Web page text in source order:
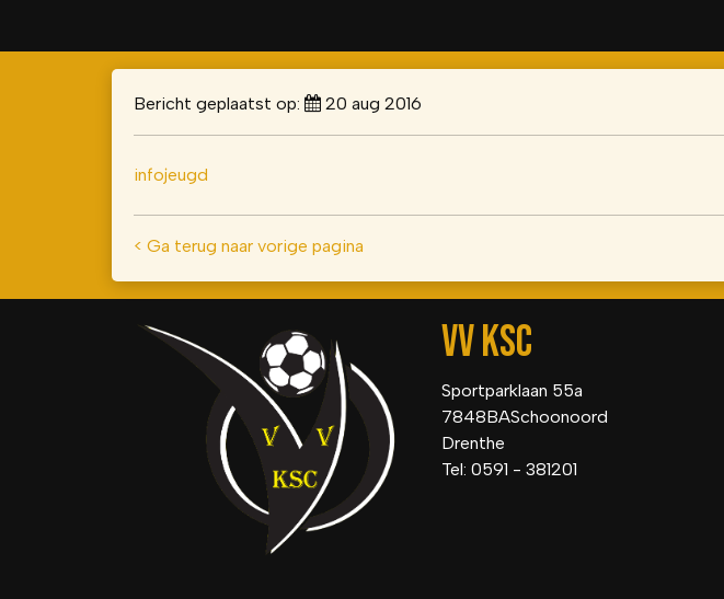
Bericht geplaatst op: 20 aug 2016
infojeugd
< Ga terug naar vorige pagina
VV KSC
Sportparklaan 55a
7848BASchoonoord
Drenthe
Tel: 0591 - 381201